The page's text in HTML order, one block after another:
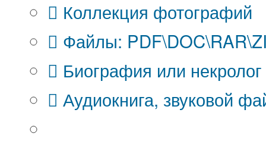
Коллекция фотографий
Файлы:
Биография или некролог
Аудиокнига, звуковой